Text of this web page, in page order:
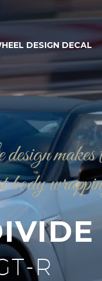
DESIGN DECAL
makes
R